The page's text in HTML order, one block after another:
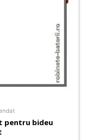
pentru bideu